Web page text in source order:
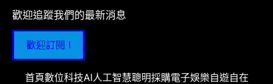
歡迎追蹤我們的最新消息
歡迎訂閱 !
首頁數位科技AI人工智慧聰明採購電子娛樂自遊自在